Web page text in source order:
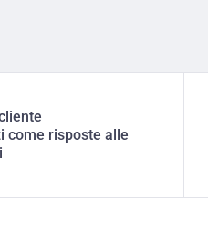
come risposte alle